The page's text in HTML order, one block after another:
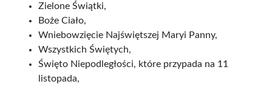
Zielone Świątki,
Boże Ciało,
Wniebowzięcie Najświętszej Maryi Panny,
Wszystkich Świętych,
Święto Niepodległości, które przypada na 11
listopada,